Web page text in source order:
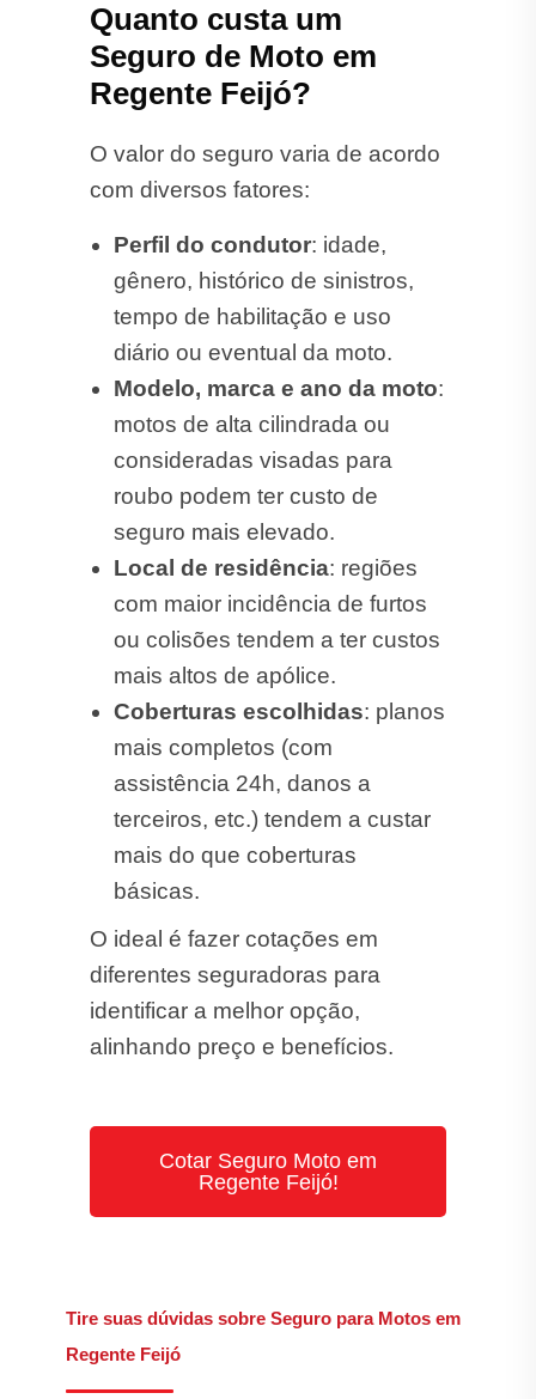
Quanto custa um
Seguro de Moto em
Regente Feijó?
O valor do seguro varia de acordo
com diversos fatores:
Perfil do condutor: idade,
gênero, histórico de sinistros,
tempo de habilitação e uso
diário ou eventual da moto.
Modelo, marca e ano da moto:
motos de alta cilindrada ou
consideradas visadas para
roubo podem ter custo de
seguro mais elevado.
Local de residência: regiões
com maior incidência de furtos
ou colisões tendem a ter custos
mais altos de apólice.
Coberturas escolhidas: planos
mais completos (com
assistência 24h, danos a
terceiros, etc.) tendem a custar
mais do que coberturas
básicas.
O ideal é fazer cotações em
diferentes seguradoras para
identificar a melhor opção,
alinhando preço e benefícios.
Cotar Seguro Moto em
Regente Feijó!
Tire suas dúvidas sobre Seguro para Motos em
Regente Feijó